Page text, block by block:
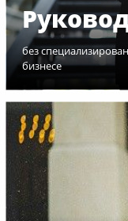
без
бизнесе